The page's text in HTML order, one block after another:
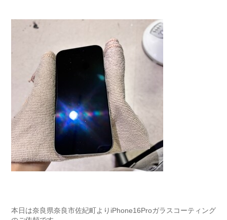
本日は奈良県奈良市佐紀町よりiPhone16Proガラスコーティング